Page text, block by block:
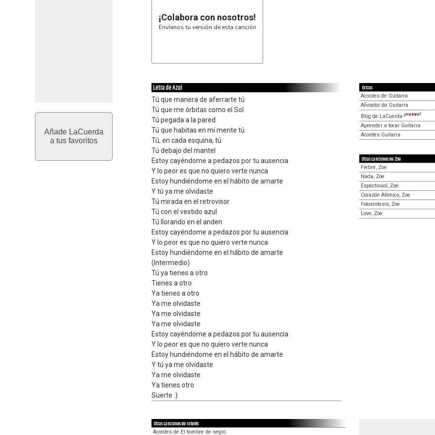
Añade LaCuerda
a tus favoritos
¡Colabora con nosotros!
Envíanos tu versión de esta canción
Letra de Azul
Tú que manera de aferrarte tú
Tú que me órbitas como el Sol
Tú pegada a la pared
Tú que habitas en mi mente tú
Tú, en cada esquina, tú
Tú debajo del mantel
Estoy cayéndome a pedazos por tu ausencia
Y lo peor es que no quiero verte nunca
Estoy hundiéndome en el hábito de amarte
Y tú ya me olvidaste
Tú mirada en el retrovisor
Tú con el vestido azul
Tú llorando en el anden
Estoy cayéndome a pedazos por tu ausencia
Y lo peor es que no quiero verte nunca
Estoy hundiéndome en el hábito de amarte
(Intermedio)
Tú ya tienes a otro
Tienes a otro
Ya tienes a otro
Ya me olvidaste
Ya me olvidaste
Ya me olvidaste
Estoy cayéndome a pedazos por tu ausencia
Y lo peor es que no quiero verte nunca
Estoy hundiéndome en el hábito de amarte
Y tú ya me olvidaste
Ya me olvidaste
Ya tienes otro
Suerte :)
Extras
Acordes de Guitarra
Afinador de Guitarra
Blog de LaCuerda ¡nuevo!
Aprender a tocar Guitarra
Acordes Guitarra
Otras canciones de Zoe
Fiebre, Zoe
Nada, Zoe
Espectrosol, Zoe
Corazón Atómico, Zoe
Fotosintesis, Zoe
Love, Zoe
Otras canciones de interés
Acordes de El hombre de negro